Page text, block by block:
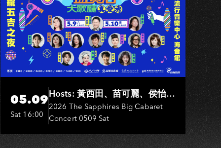
05.09
Sat 16:00
Hosts: 黃西田、苗可麗、侯怡
君．Entertainers: 葉啟田、鳥來
嬤-吳敏、張秀卿、王彩樺、吳
淑敏、施文彬、邵大倫、曹雅
2026 The Sapphires Big Cabaret
Concert 0509 Sat